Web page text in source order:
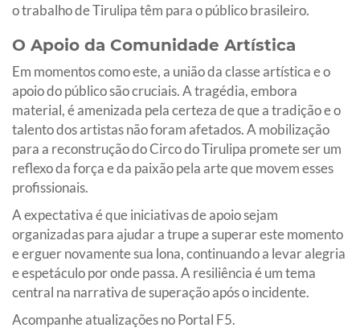
o trabalho de Tirulipa têm para o público brasileiro.
O Apoio da Comunidade Artística
Em momentos como este, a união da classe artística e o
apoio do público são cruciais. A tragédia, embora
material, é amenizada pela certeza de que a tradição e o
talento dos artistas não foram afetados. A mobilização
para a reconstrução do Circo do Tirulipa promete ser um
reflexo da força e da paixão pela arte que movem esses
profissionais.
A expectativa é que iniciativas de apoio sejam
organizadas para ajudar a trupe a superar este momento
e erguer novamente sua lona, continuando a levar alegria
e espetáculo por onde passa. A resiliência é um tema
central na narrativa de superação após o incidente.
Acompanhe atualizações no Portal F5.